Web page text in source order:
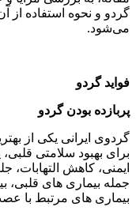
گردو و نحوه استفاده از
می‌شود.
فواید گردو
پربازده بودن گردو
گردوی ایرانی یکی از
برای بهبود سلامتی
ایمنی، کاهش التهابات،
جمله بیماری های قلبی،
بیماری های مرتبط با